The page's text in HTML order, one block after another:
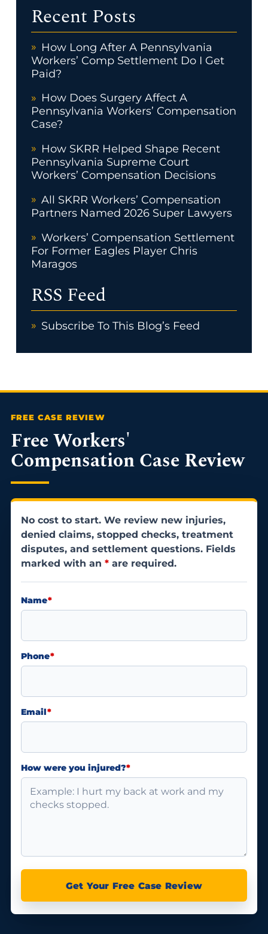
Recent Posts
How Long After A Pennsylvania
Workers’ Comp Settlement Do I Get
Paid?
How Does Surgery Affect A
Pennsylvania Workers’ Compensation
Case?
How SKRR Helped Shape Recent
Pennsylvania Supreme Court
Workers’ Compensation Decisions
All SKRR Workers’ Compensation
Partners Named 2026 Super Lawyers
Workers’ Compensation Settlement
For Former Eagles Player Chris
Maragos
RSS Feed
Subscribe To This Blog’s Feed
Free Workers'
Compensation Case Review
No cost to start. We review new injuries,
denied claims, stopped checks, treatment
disputes, and settlement questions. Fields
marked with an *are required.
Name*
Phone*
Email*
How were you injured?*
Get Your Free Case Review